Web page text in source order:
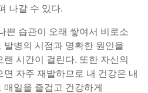
나갈 수 있다.
쁜 습관이 오래 쌓여서 비로소
발병의 시점과 명확한 원인을
시간이 걸린다. 또한 자신의
자주 재발하므로 내 건강은 내
일을 즐겁고 건강하게